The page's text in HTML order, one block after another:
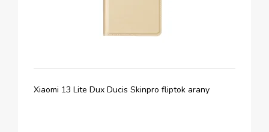
Xiaomi 13 Lite Dux Ducis Skinpro fliptok arany